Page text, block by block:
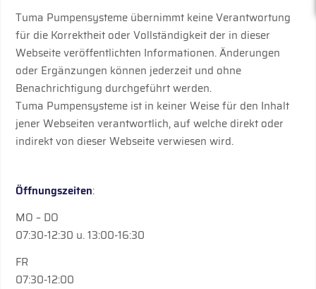
Tuma Pumpensysteme übernimmt keine Verantwortung
für die Korrektheit oder Vollständigkeit der in dieser
Webseite veröffentlichten Informationen. Änderungen
oder Ergänzungen können jederzeit und ohne
Benachrichtigung durchgeführt werden.
Tuma Pumpensysteme ist in keiner Weise für den Inhalt
jener Webseiten verantwortlich, auf welche direkt oder
indirekt von dieser Webseite verwiesen wird.
Öffnungszeiten:
MO – DO
07:30-12:30 u. 13:00-16:30
FR
07:30-12:00